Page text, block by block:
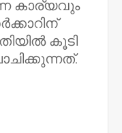
കാര്യവും
കൂടി